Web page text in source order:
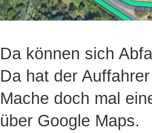
Da können sich
Da hat der
Mache doch mal
über Google Maps.